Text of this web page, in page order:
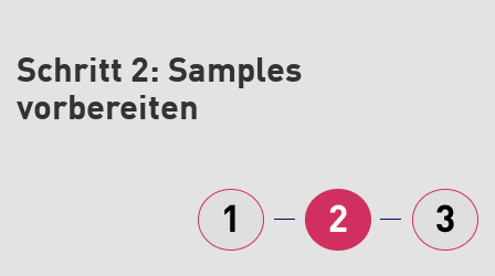
Schritt 2: Samples
vorbereiten